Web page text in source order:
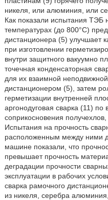
никеля, или алюминия, или
Как показали испытания
температурах (до 800°С)
дистанционера (5) улучшает
при изготовлении
внутри защитного вакуумно
точечная конденсаторная
для их взаимной
дистанционером (5), затем
герметизации внутренней
аргонодуговая сварка (11)
соприкосновения
Испытания на прочность
расположенным между ними
машине показали, что
превышает прочность
деградации прочности
эксплуатации в рабочих
сварка рамочного
из никеля, серебра